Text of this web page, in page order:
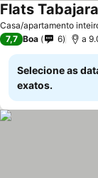
Casa/apartamento
Flats
7,7 Boa 6 a
Selecione as
exatos.